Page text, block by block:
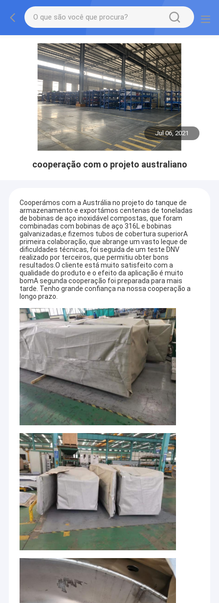
Jul 06, 2021
cooperação com o projeto australiano
Cooperámos com a Austrália no projeto do tanque de
armazenamento e exportámos centenas de toneladas
de bobinas de aço inoxidável compostas, que foram
combinadas com bobinas de aço 316L e bobinas
galvanizadas,e fizemos tubos de cobertura superiorA
primeira colaboração, que abrange um vasto leque de
dificuldades técnicas, foi seguida de um teste DNV
realizado por terceiros, que permitiu obter bons
resultados.O cliente está muito satisfeito com a
qualidade do produto e o efeito da aplicação é muito
bomA segunda cooperação foi preparada para mais
tarde. Tenho grande confiança na nossa cooperação a
longo prazo.